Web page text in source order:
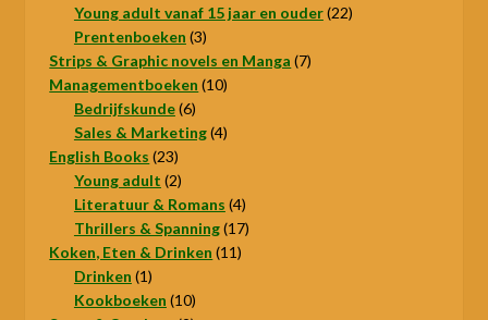
producten
Young adult vanaf 15 jaar en ouder 2222
Prentenboeken 33
producten
Strips & Graphic novels en Manga 77
Managementboeken 1010
Bedrijfskunde 66
producten
Sales & Marketing 44
English Books 2323
producten
Young adult 22
producten
Literatuur & Romans 44
producten
Thrillers & Spanning 1717
Koken, Eten & Drinken 1111
Drinken 11
product
Kookboeken 1010